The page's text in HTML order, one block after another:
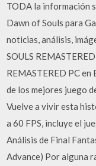
TODA la información
Dawn of Souls para
noticias, análisis,
SOULS
REMASTERED PC
de los mejores juego
Vuelve a vivir esta
a 60 FPS, incluye el
Análisis de Final
Advance) Por alguna